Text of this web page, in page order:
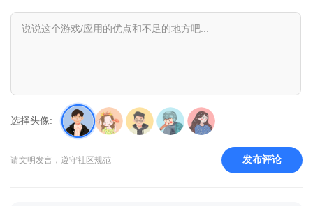
选择头像:
请文明发言，遵守社区规范 发布评论